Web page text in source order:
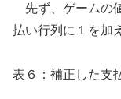
先ず、ゲームの
払い行列に１を加
表６：補正した支